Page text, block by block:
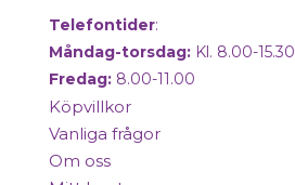
Telefontider:
Måndag-torsdag:Kl. 8.00-15.30
Fredag:8.00-11.00
Köpvillkor
Vanliga frågor
Om oss